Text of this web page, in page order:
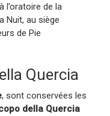
l’oratoire de la
Nuit, au siège
de Pie
Quercia
, sont conservées les
della Quercia